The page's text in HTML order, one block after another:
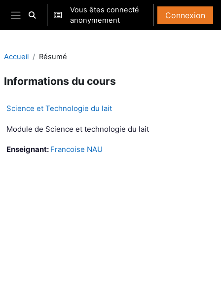
Passer au contenu principal
Panneau latéral
Activer/désactiver la saisie de recherche
Vous êtes connecté
anonymement
Connexion
Accueil Résumé
Informations du cours
Science et Technologie du lait
Module de Science et technologie du lait
Enseignant: Francoise NAU